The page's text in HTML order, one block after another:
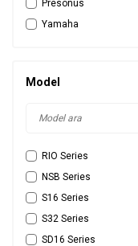
Presonus
Yamaha
Model
RIO Series
NSB Series
S16 Series
S32 Series
SD16 Series